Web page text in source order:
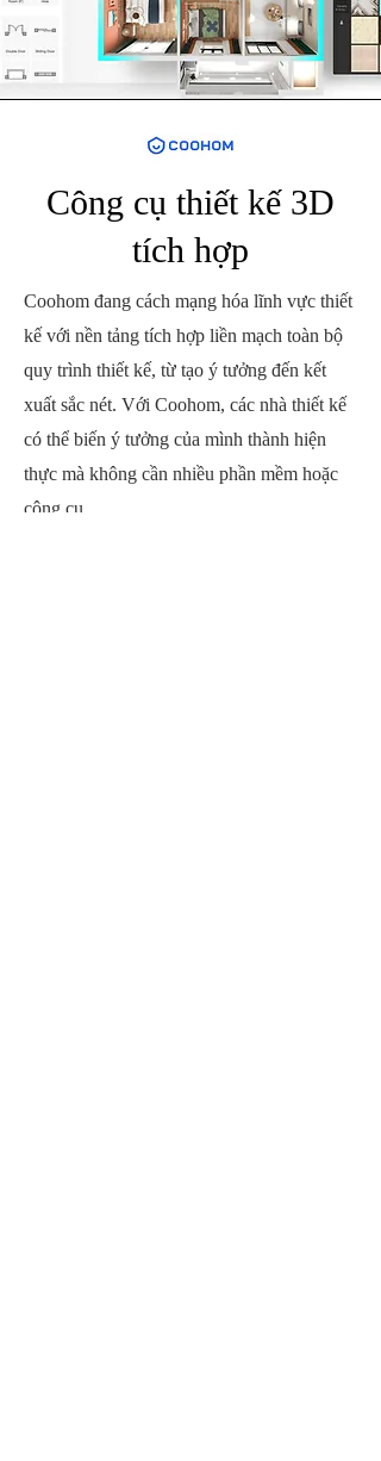
Công cụ thiết kế 3D
tích hợp
Coohom đang cách mạng hóa lĩnh vực thiết
kế với nền tảng tích hợp liền mạch toàn bộ
quy trình thiết kế, từ tạo ý tưởng đến kết
xuất sắc nét. Với Coohom, các nhà thiết kế
có thể biến ý tưởng của mình thành hiện
thực mà không cần nhiều phần mềm hoặc
công cụ.